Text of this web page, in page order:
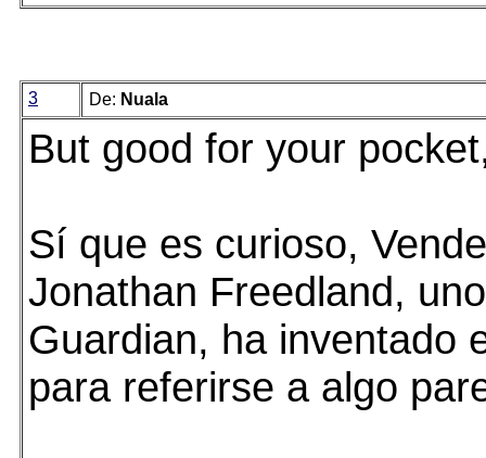
3 De: Nuala
But good for your
Sí que es curioso,
Jonathan Freedland,
Guardian, ha inventado
para referirse a algo